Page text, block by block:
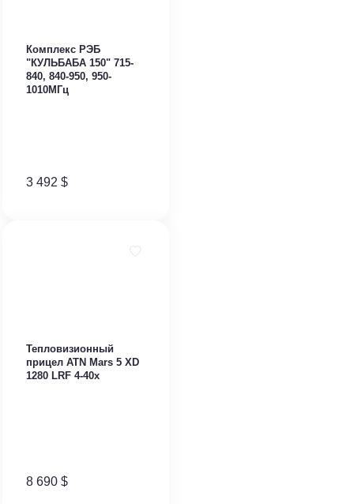
Комплекс РЭБ
"КУЛЬБАБА 150" 715-
840, 840-950, 950-
1010МГц
3 492 $
Тепловизионный
прицел ATN Mars 5 XD
1280 LRF 4-40x
8 690 $